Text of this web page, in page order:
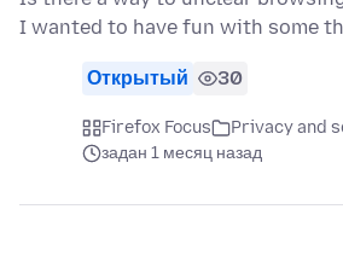
I wanted to have fun with some
Открытый 30
Firefox Focus
Privacy and
задан 1 месяц назад